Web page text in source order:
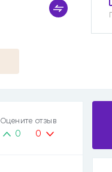
Оцените отзыв
0 0